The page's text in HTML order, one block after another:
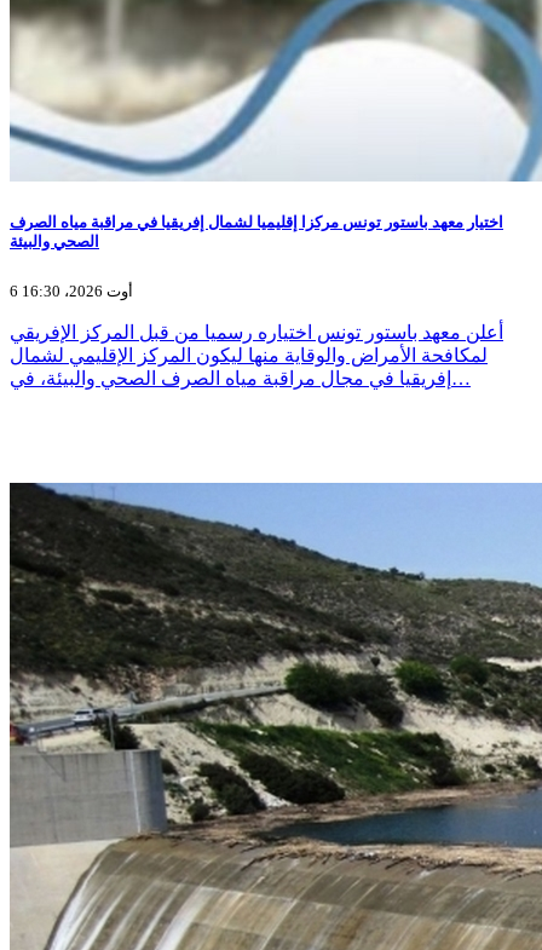
اختيار معهد باستور تونس مركزا إقليميا لشمال إفريقيا في مراقبة مياه الصرف
الصحي والبيئة
6 أوت 2026، 16:30
أعلن معهد باستور تونس اختياره رسميا من قبل المركز الإفريقي
لمكافحة الأمراض والوقاية منها ليكون المركز الإقليمي لشمال
إفريقيا في مجال مراقبة مياه الصرف الصحي والبيئة، في…